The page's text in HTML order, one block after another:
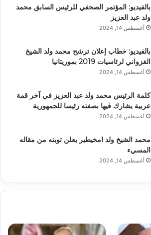
بالفيديو: المؤتمر الصحفي للرئيس السابق محمد
ولد عبد العزيز
أغسطس 14, 2024
بالفيديو: خطاب إعلان ترشح محمد ولد الشيخ
الغزواني لرئاسيات 2019 بموريتانيا
أغسطس 14, 2024
كلمة الرئيس محمد ولد عبد العزيز في آخر قمة
عربية يشارك فيها بصفته رئيسا للجمهورية
أغسطس 14, 2024
محمد الشيخ ولد امخيطير يعلن توبته من مقاله
المسيء
أغسطس 14, 2024